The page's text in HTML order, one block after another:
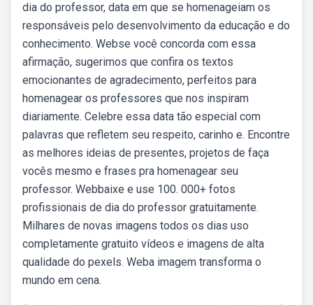
dia do professor, data em que se homenageiam os
responsáveis pelo desenvolvimento da educação e do
conhecimento. Webse você concorda com essa
afirmação, sugerimos que confira os textos
emocionantes de agradecimento, perfeitos para
homenagear os professores que nos inspiram
diariamente. Celebre essa data tão especial com
palavras que refletem seu respeito, carinho e. Encontre
as melhores ideias de presentes, projetos de faça
vocês mesmo e frases pra homenagear seu
professor. Webbaixe e use 100. 000+ fotos
profissionais de dia do professor gratuitamente.
Milhares de novas imagens todos os dias uso
completamente gratuito vídeos e imagens de alta
qualidade do pexels. Weba imagem transforma o
mundo em cena.